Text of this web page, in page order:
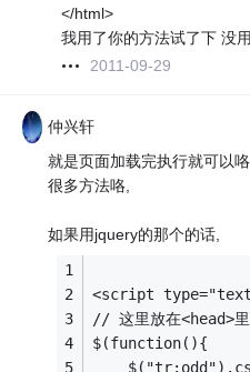
</html>
我用了你的方法试了下 没
2011-09-29
仲兴轩
就是页面加载完执行就可以
很多方法咯,
如果用jquery的那个的话,
<script
// 这里放在<head>
$(function(){